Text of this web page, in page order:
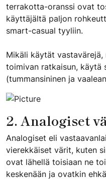
terrakotta-oranssi ovat
käyttäjältä paljon
smart-casual tyyliin.
Mikäli käytät
toimivan ratkaisun, käytä
(tummansininen ja
2. Analogiset
Analogiset eli
vierekkäiset värit, kuten
ovat lähellä toisiaan ne
keskenään ja ovatkin